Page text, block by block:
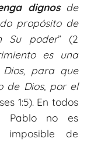
dignos de
propósito de
Su poder” (2
es una
para que
de Dios, por el
1:5). En todos
Pablo no es
imposible de